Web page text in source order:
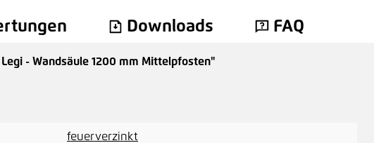
Downloads FAQ
- Wandsäule 1200 mm Mittelpfosten"
feuerverzinkt